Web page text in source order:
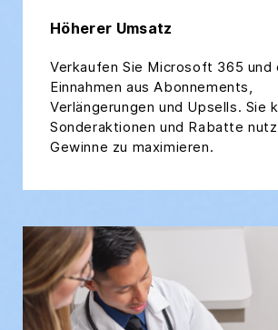
Höherer Umsatz
Verkaufen Sie Microsoft 365 und
Einnahmen aus Abonnements,
Verlängerungen und Upsells. Sie
Sonderaktionen und Rabatte
Gewinne zu maximieren.